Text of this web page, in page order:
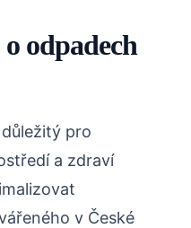
odpadech
pro
a zdraví
v České